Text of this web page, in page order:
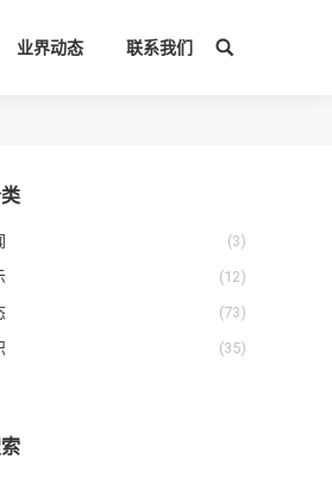
业界动态 联系我们
搜
(3)
(12)
(73)
(35)